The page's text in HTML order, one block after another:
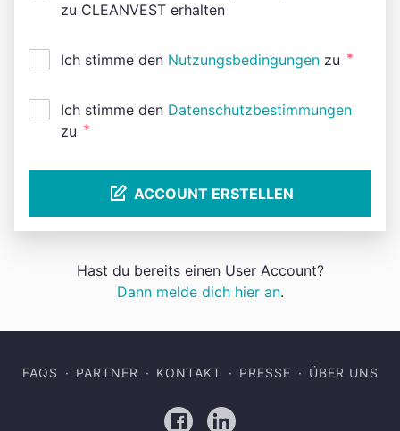
zu CLEANVEST erhalten
Ich stimme den Nutzungsbedingungen zu *
Ich stimme den Datenschutzbestimmungen
zu *
ACCOUNT ERSTELLEN
Hast du bereits einen User Account?
Dann melde dich hier an.
FAQS PARTNER KONTAKT PRESSE ÜBER UNS